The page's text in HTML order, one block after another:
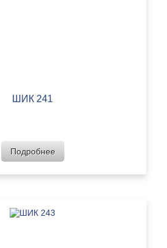
ШИК 241
Подробнее